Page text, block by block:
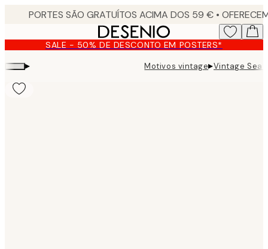
content. SALE - 50% DE DESCONTO EM POSTERS*
▸ Motivos vintage▸Vintage